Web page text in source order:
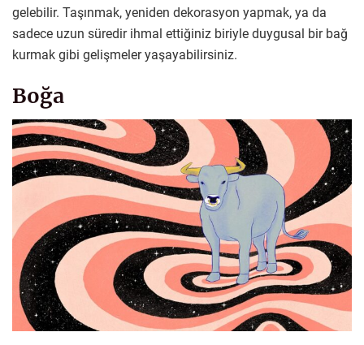
gelebilir. Taşınmak, yeniden dekorasyon yapmak, ya da
sadece uzun süredir ihmal ettiğiniz biriyle duygusal bir bağ
kurmak gibi gelişmeler yaşayabilirsiniz.
Boğa